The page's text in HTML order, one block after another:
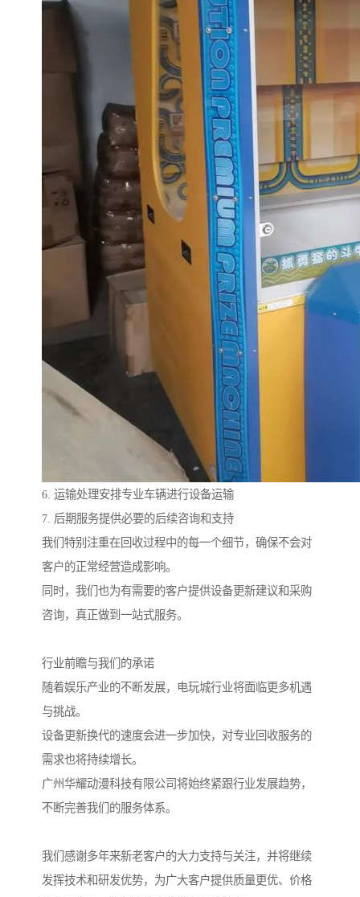
6. 运输处理安排专业车辆进行设备运输
7. 后期服务提供必要的后续咨询和支持
我们特别注重在回收过程中的每一个细节，确保不会对
客户的正常经营造成影响。
同时，我们也为有需要的客户提供设备更新建议和采购
咨询，真正做到一站式服务。
行业前瞻与我们的承诺
随着娱乐产业的不断发展，电玩城行业将面临更多机遇
与挑战。
设备更新换代的速度会进一步加快，对专业回收服务的
需求也将持续增长。
广州华耀动漫科技有限公司将始终紧跟行业发展趋势，
不断完善我们的服务体系。
我们感谢多年来新老客户的大力支持与关注，并将继续
发挥技术和研发优势，为广大客户提供质量更优、价格